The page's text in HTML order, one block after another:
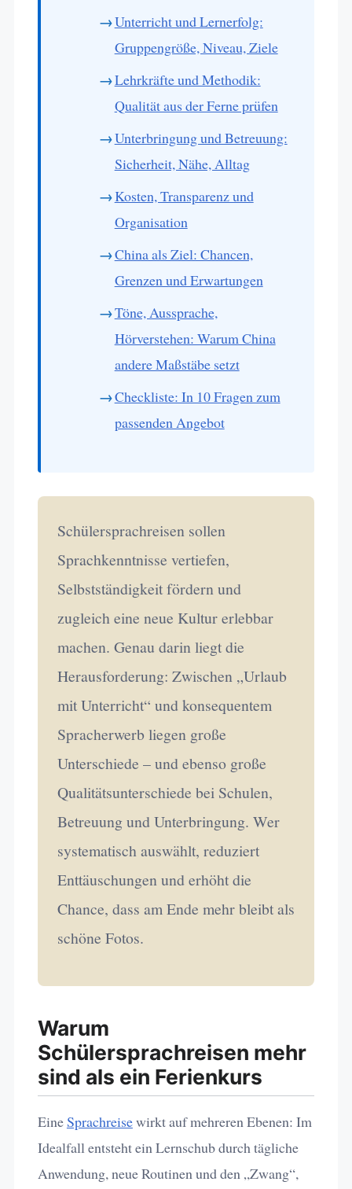
Unterricht und Lernerfolg:
Gruppengröße, Niveau, Ziele
Lehrkräfte und Methodik:
Qualität aus der Ferne prüfen
Unterbringung und Betreuung:
Sicherheit, Nähe, Alltag
Kosten, Transparenz und
Organisation
China als Ziel: Chancen,
Grenzen und Erwartungen
Töne, Aussprache,
Hörverstehen: Warum China
andere Maßstäbe setzt
Checkliste: In 10 Fragen zum
passenden Angebot
Schülersprachreisen sollen
Sprachkenntnisse vertiefen,
Selbstständigkeit fördern und
zugleich eine neue Kultur erlebbar
machen. Genau darin liegt die
Herausforderung: Zwischen „Urlaub
mit Unterricht“ und konsequentem
Spracherwerb liegen große
Unterschiede – und ebenso große
Qualitätsunterschiede bei Schulen,
Betreuung und Unterbringung. Wer
systematisch auswählt, reduziert
Enttäuschungen und erhöht die
Chance, dass am Ende mehr bleibt als
schöne Fotos.
Warum
Schülersprachreisen mehr
sind als ein Ferienkurs
EineSprachreisewirkt auf mehreren Ebenen: Im
Idealfall entsteht ein Lernschub durch tägliche
Anwendung, neue Routinen und den „Zwang“,